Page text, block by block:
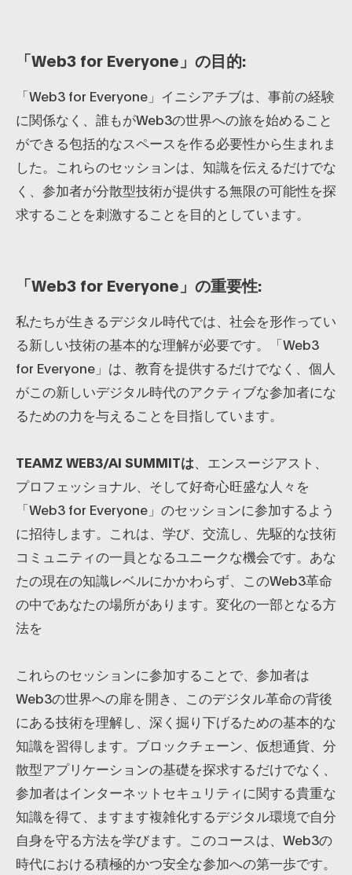
「Web3 for Everyone」の目的:
「Web3 for Everyone」イニシアチブは、事前の経験
に関係なく、誰もがWeb3の世界への旅を始めること
ができる包括的なスペースを作る必要性から生まれま
した。これらのセッションは、知識を伝えるだけでな
く、参加者が分散型技術が提供する無限の可能性を探
求することを刺激することを目的としています。
「Web3 for Everyone」の重要性:
私たちが生きるデジタル時代では、社会を形作ってい
る新しい技術の基本的な理解が必要です。「Web3
for Everyone」は、教育を提供するだけでなく、個人
がこの新しいデジタル時代のアクティブな参加者にな
るための力を与えることを目指しています。
TEAMZ WEB3/AI SUMMITは、エンスージアスト、
プロフェッショナル、そして好奇心旺盛な人々を
「Web3 for Everyone」のセッションに参加するよう
に招待します。これは、学び、交流し、先駆的な技術
コミュニティの一員となるユニークな機会です。あな
たの現在の知識レベルにかかわらず、このWeb3革命
の中であなたの場所があります。変化の一部となる方
法を
これらのセッションに参加することで、参加者は
Web3の世界への扉を開き、このデジタル革命の背後
にある技術を理解し、深く掘り下げるための基本的な
知識を習得します。ブロックチェーン、仮想通貨、分
散型アプリケーションの基礎を探求するだけでなく、
参加者はインターネットセキュリティに関する貴重な
知識を得て、ますます複雑化するデジタル環境で自分
自身を守る方法を学びます。このコースは、Web3の
時代における積極的かつ安全な参加への第一歩です。